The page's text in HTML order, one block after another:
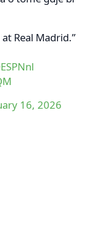
Real Madrid.”
16, 2026